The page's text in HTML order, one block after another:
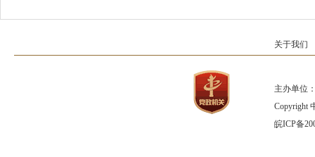
关于我们
主办单位
Copyright
皖ICP备